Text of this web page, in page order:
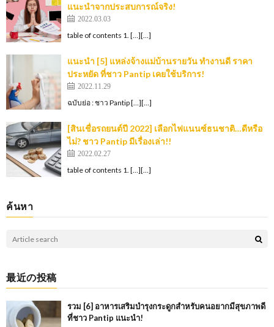
แนะนำจากประสบการณ์จริง!
2022.03.03
table of contents 1. […][…]
แนะนำ [5] แหล่งจ้างแม่บ้านรายวัน ทำงานดี ราคา
ประหยัด ที่ชาว Pantip เคยใช้บริการ!
2022.11.29
ฉบับย่อ : ชาว Pantip […][…]
[สินเชื่อรถยนต์ปี 2022] เลือกไฟแนนซ์ธนชาติ…ดีหรือ
ไม่? ชาว Pantip มีเรื่องเล่า!!
2022.02.27
table of contents 1. […][…]
ค้นหา
最近の投稿
รวม [6] อาหารเสริมบำรุงกระดูกสำหรับคนอยากมีสุขภาพดี
ที่ชาว Pantip แนะนำ!